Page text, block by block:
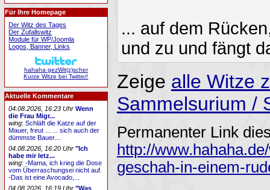
... auf dem
und zu und fängt
Zeige alle Witze
Sammelsurium /
Permanenter Link
http://
geschah-in-einem-
Für Ihre Homepage
Der Witz des Tages
Der Zufallswitz
Module für WP/Joomla
Logos, Banner, Links
hahaha gezWit(z)scher
Kurze Witze bei Twitter!
Aktuelle Kommentare
04.08.2026, 16:23 Uhr Wenn
die Frau Migr...
wing:Schläft die Katze auf der
Mauer, freut ... ... sich auch der
dümmste Bauer....
04.08.2026, 16:20 Uhr "Ich
habe mir letz...
wing:-Mama, ich krieg die Dose
vom Überraschungsei nicht auf.
-Das ist eine Avocado,...
04.08.2026, 16:19 Uhr "Was